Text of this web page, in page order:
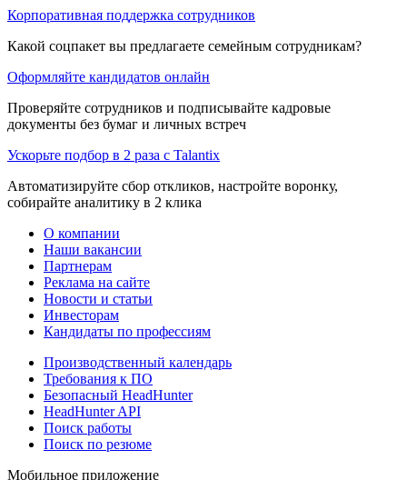
Корпоративная поддержка сотрудников
Какой соцпакет вы предлагаете семейным сотрудникам?
Оформляйте кандидатов онлайн
Проверяйте сотрудников и подписывайте кадровые
документы без бумаг и личных встреч
Ускорьте подбор в 2 раза с Talantix
Автоматизируйте сбор откликов, настройте воронку,
собирайте аналитику в 2 клика
О компании
Наши вакансии
Партнерам
Реклама на сайте
Новости и статьи
Инвесторам
Кандидаты по профессиям
Производственный календарь
Требования к ПО
Безопасный HeadHunter
HeadHunter API
Поиск работы
Поиск по резюме
Мобильное приложение